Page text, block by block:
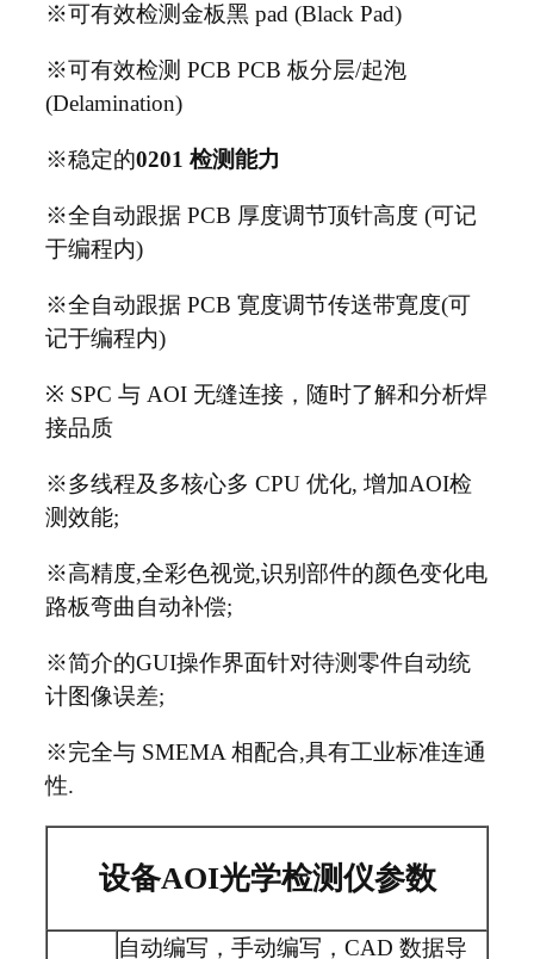
※可有效检测金板黑 pad (Black Pad)
※可有效检测 PCB PCB 板分层/起泡
(Delamination)
※稳定的0201 检测能力
※全自动跟据 PCB 厚度调节顶针高度 (可记
于编程内)
※全自动跟据 PCB 寛度调节传送带寛度(可
记于编程内)
※ SPC 与 AOI 无缝连接，随时了解和分析焊
接品质
※多线程及多核心多 CPU 优化, 增加AOI检
测效能;
※高精度,全彩色视觉,识别部件的颜色变化电
路板弯曲自动补偿;
※简介的GUI操作界面针对待测零件自动统
计图像误差;
※完全与 SMEMA相配合,具有工业标准连通
性.
设备AOI光学检测仪参数
自动编写，手动编写，CAD 数据导